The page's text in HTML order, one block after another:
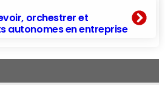
orchestrer et
autonomes en entreprise